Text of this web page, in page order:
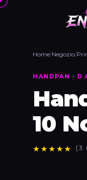
Home/Negozio/
HANDPAN · D
10
★ ★ ★ ★ ★ (3